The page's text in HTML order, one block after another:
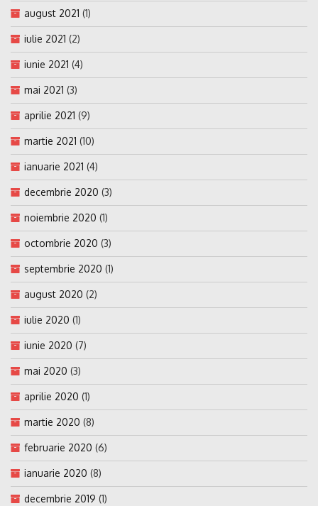
august 2021 (1)
iulie 2021 (2)
iunie 2021 (4)
mai 2021 (3)
aprilie 2021 (9)
martie 2021 (10)
ianuarie 2021 (4)
decembrie 2020 (3)
noiembrie 2020 (1)
octombrie 2020 (3)
septembrie 2020 (1)
august 2020 (2)
iulie 2020 (1)
iunie 2020 (7)
mai 2020 (3)
aprilie 2020 (1)
martie 2020 (8)
februarie 2020 (6)
ianuarie 2020 (8)
decembrie 2019 (1)